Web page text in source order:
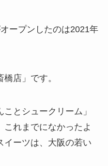
ープンしたのは2021年
店」です。
とシュークリーム」
これまでになかったよ
イーツは、大阪の若い